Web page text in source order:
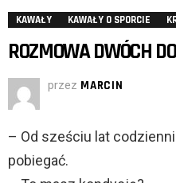
KAWAŁY KAWAŁY O SPORCIE
ROZMOWA DWÓCH
przez MARCIN
– Od sześciu lat
pobiegać.